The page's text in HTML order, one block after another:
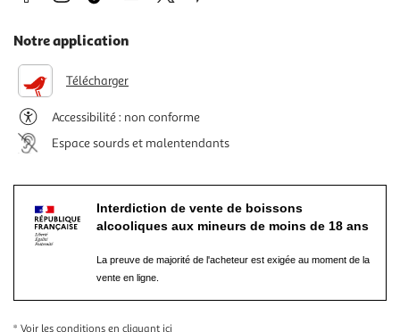
Notre application
Télécharger
Accessibilité : non conforme
Espace sourds et malentendants
Interdiction de vente de boissons
alcooliques aux mineurs de moins de 18 ans
La preuve de majorité de l'acheteur est exigée au moment de la
vente en ligne.
* Voir les conditions en cliquant ici